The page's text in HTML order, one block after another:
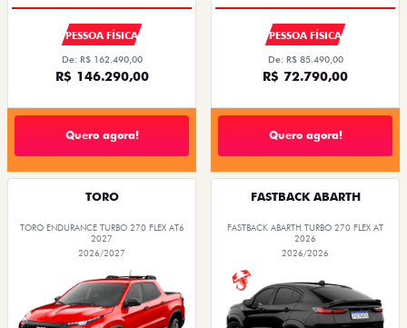
PESSOA FÍSICA
De: R$ 162.490,00
R$ 146.290,00
Quero agora!
PESSOA FÍSICA
De: R$ 85.490,00
R$ 72.790,00
Quero agora!
TORO
TORO ENDURANCE TURBO 270 FLEX AT6
2027
2026/2027
FASTBACK ABARTH
FASTBACK ABARTH TURBO 270 FLEX AT
2026
2026/2026